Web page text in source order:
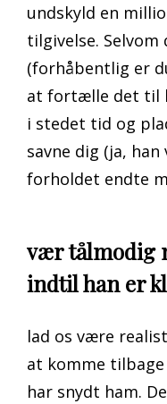
undskyld en
tilgivelse.
(forhåbentlig er
at fortælle det til
i stedet tid og
savne dig (ja,
forholdet endte
vær tålmodig
indtil han er
lad os være
at komme
har snydt ham.